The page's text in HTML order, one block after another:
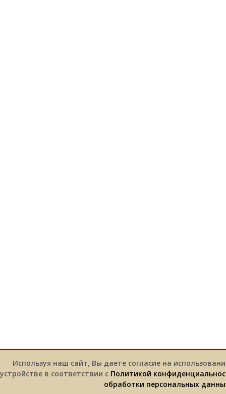
Используя наш сайт, Вы даете согласие на
устройстве в соответствии с Политикой
обработки персональных